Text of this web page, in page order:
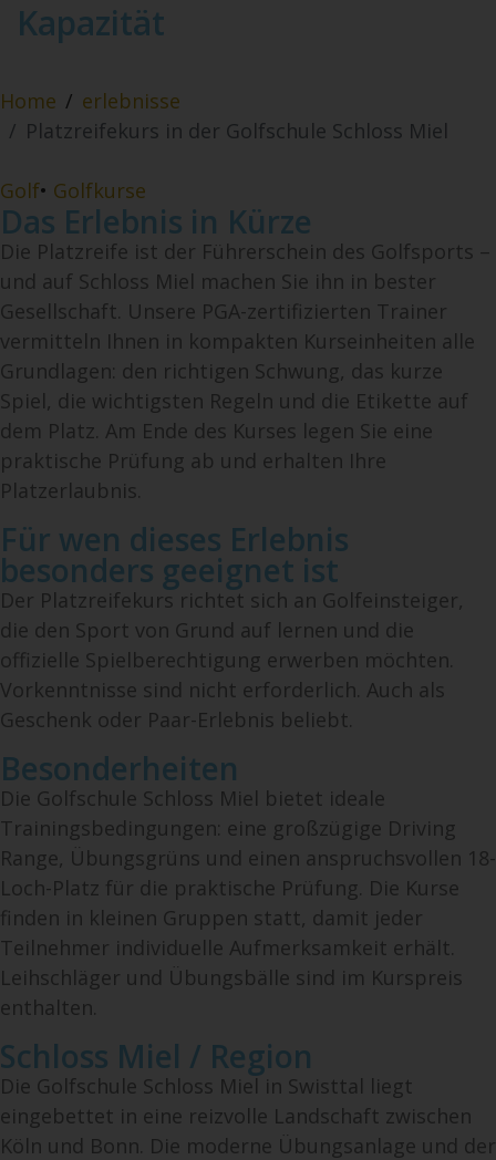
Kapazität
Home
erlebnisse
Platzreifekurs in der Golfschule Schloss Miel
Golf• Golfkurse
Das Erlebnis in Kürze
Die Platzreife ist der Führerschein des Golfsports –
und auf Schloss Miel machen Sie ihn in bester
Gesellschaft. Unsere PGA-zertifizierten Trainer
vermitteln Ihnen in kompakten Kurseinheiten alle
Grundlagen: den richtigen Schwung, das kurze
Spiel, die wichtigsten Regeln und die Etikette auf
dem Platz. Am Ende des Kurses legen Sie eine
praktische Prüfung ab und erhalten Ihre
Platzerlaubnis.
Für wen dieses Erlebnis
besonders geeignet ist
Der Platzreifekurs richtet sich an Golfeinsteiger,
die den Sport von Grund auf lernen und die
offizielle Spielberechtigung erwerben möchten.
Vorkenntnisse sind nicht erforderlich. Auch als
Geschenk oder Paar-Erlebnis beliebt.
Besonderheiten
Die Golfschule Schloss Miel bietet ideale
Trainingsbedingungen: eine großzügige Driving
Range, Übungsgrüns und einen anspruchsvollen 18-
Loch-Platz für die praktische Prüfung. Die Kurse
finden in kleinen Gruppen statt, damit jeder
Teilnehmer individuelle Aufmerksamkeit erhält.
Leihschläger und Übungsbälle sind im Kurspreis
enthalten.
Schloss Miel / Region
Die Golfschule Schloss Miel in Swisttal liegt
eingebettet in eine reizvolle Landschaft zwischen
Köln und Bonn. Die moderne Übungsanlage und der